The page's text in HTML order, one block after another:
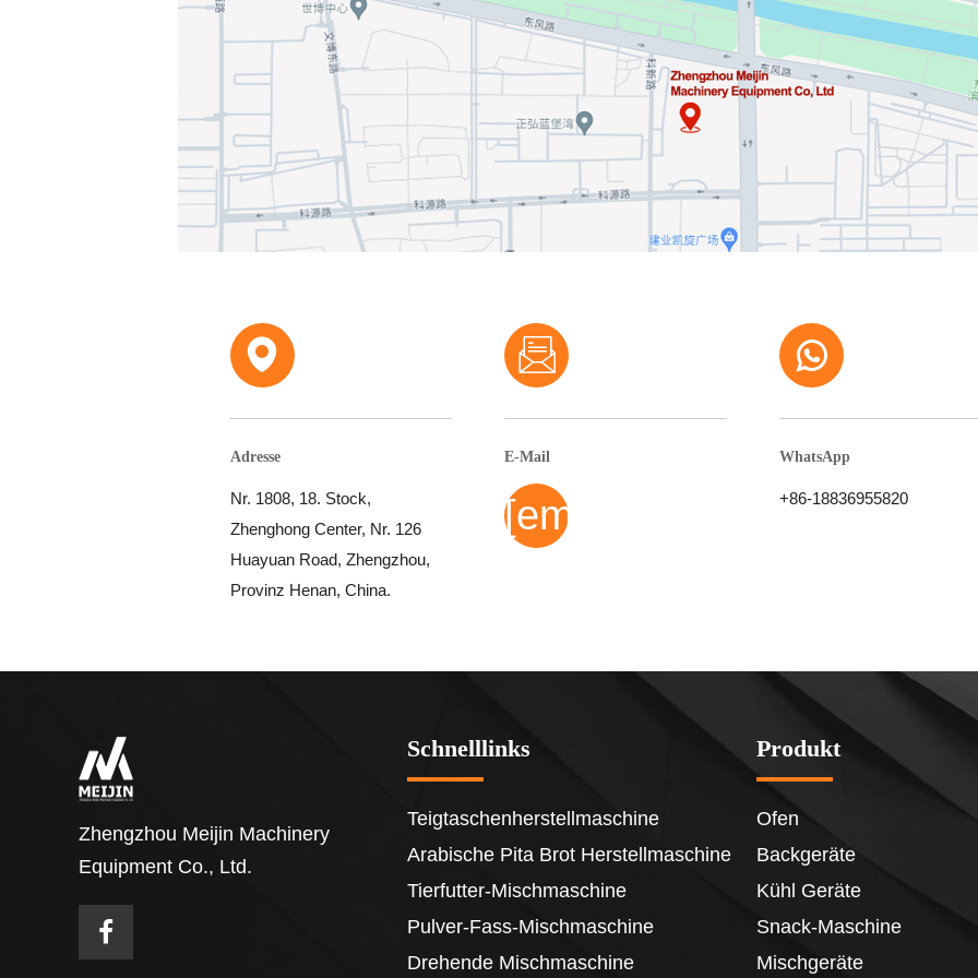
Adresse
Nr. 1808, 18. Stock,
Zhenghong Center, Nr. 126
Huayuan Road, Zhengzhou,
Provinz Henan, China.
E-Mail
[email protected]
WhatsApp
+86-18836955820
Zhengzhou Meijin Machinery
Equipment Co., Ltd.
Schnelllinks
Teigtaschenherstellmaschine
Arabische Pita Brot Herstellmaschine
Tierfutter-Mischmaschine
Pulver-Fass-Mischmaschine
Drehende Mischmaschine
Produkt
Ofen
Backgeräte
Kühl Geräte
Snack-Maschine
Mischgeräte